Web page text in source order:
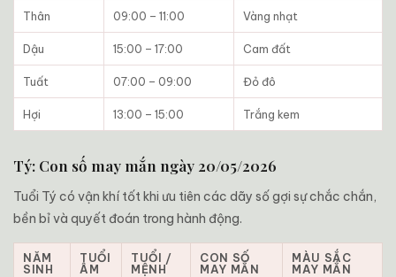
Thân 09:00 – 11:00 Vàng nhạt
Dậu 15:00 – 17:00 Cam đất
Tuất 07:00 – 09:00 Đỏ đô
Hợi 13:00 – 15:00 Trắng kem
Tý: Con số may mắn ngày 20/05/2026
Tuổi Tý có vận khí tốt khi ưu tiên các dãy số gợi sự chắc chắn,
bền bỉ và quyết đoán trong hành động.
NĂM
SINH
TUỔI
ÂM
TUỔI /
MỆNH
CON SỐ
MAY MẮN
MÀU SẮC
MAY MẮN